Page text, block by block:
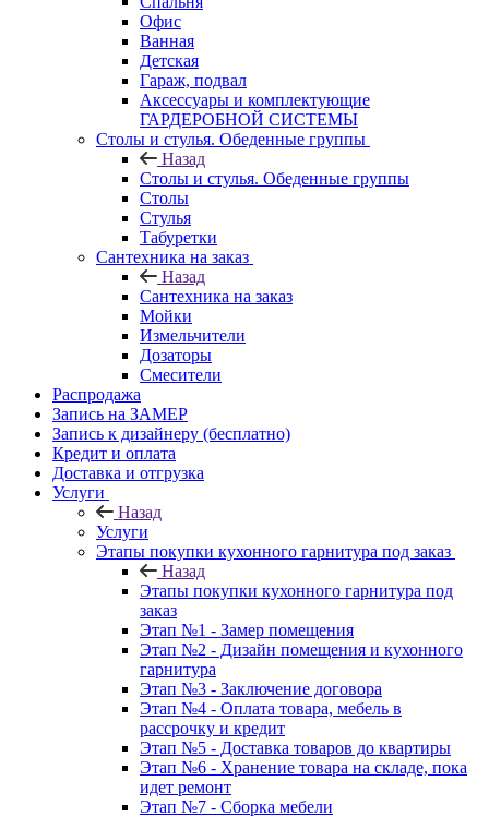
Офис
Ванная
Детская
Гараж, подвал
Аксессуары и комплектующие
ГАРДЕРОБНОЙ СИСТЕМЫ
Столы и стулья. Обеденные группы
Назад
Столы и стулья. Обеденные группы
Столы
Стулья
Табуретки
Сантехника на заказ
Назад
Сантехника на заказ
Мойки
Измельчители
Дозаторы
Смесители
Распродажа
Запись на ЗАМЕР
Запись к дизайнеру (бесплатно)
Кредит и оплата
Доставка и отгрузка
Услуги
Назад
Услуги
Этапы покупки кухонного гарнитура под заказ
Назад
Этапы покупки кухонного гарнитура под
заказ
Этап №1 - Замер помещения
Этап №2 - Дизайн помещения и кухонного
гарнитура
Этап №3 - Заключение договора
Этап №4 - Оплата товара, мебель в
рассрочку и кредит
Этап №5 - Доставка товаров до квартиры
Этап №6 - Хранение товара на складе, пока
идет ремонт
Этап №7 - Сборка мебели